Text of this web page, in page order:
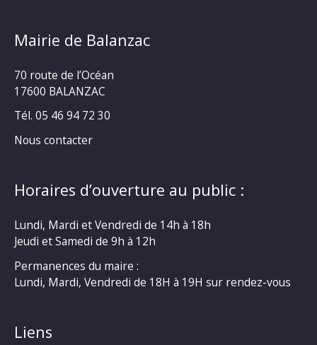
Mairie de Balanzac
70 route de l’Océan
17600 BALANZAC
Tél. 05 46 94 72 30
Nous contacter
Horaires d’ouverture au public :
Lundi, Mardi et Vendredi de 14h à 18h
Jeudi et Samedi de 9h à 12h
Permanences du maire :
Lundi, Mardi, Vendredi de 18H à 19H sur rendez-vous
Liens